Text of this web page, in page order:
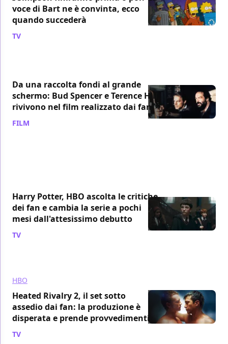
voce di Bart ne è convinta, ecco
quando succederà
TV
Da una raccolta fondi al grande
schermo: Bud Spencer e Terence Hill
rivivono nel film realizzato dai fan
FILM
Harry Potter, HBO ascolta le critiche
dei fan e cambia la serie a pochi
mesi dall'attesissimo debutto
TV
HBO
Heated Rivalry 2, il set sotto
assedio dai fan: la produzione è
disperata e prende provvedimenti
TV